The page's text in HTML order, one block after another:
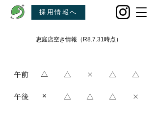
採用情報へ
恵庭店空き情報（R8.7.31時点）
​午前 △ △ × △ △
午後 × △ △ △ ×